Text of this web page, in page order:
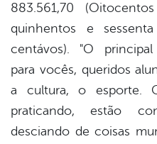
883.561,70
quinhentos e
centávos). "O
para vocês, queridos
a cultura, o esporte.
praticando, estão
desciando de coisas